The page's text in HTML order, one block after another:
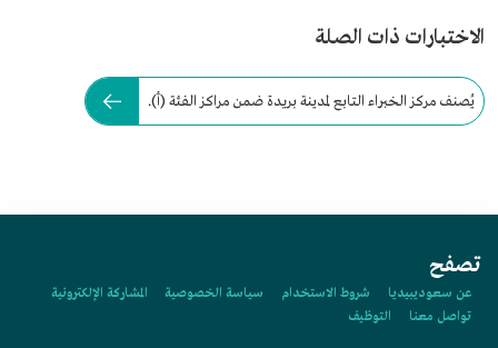
الاختبارات ذات الصلة
يُصنف مركز الخبراء التابع لمدينة بريدة ضمن مراكز الفئة (أ).
تصفح
عن سعوديبيديا شروط الاستخدام سياسة الخصوصية
المشاركة الإلكترونية
تواصل معنا
التوظيف